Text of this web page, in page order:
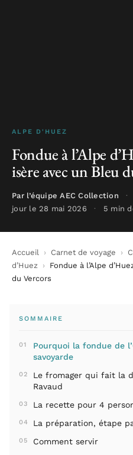
ALPE D'HUEZ
Fondue à l’Alpe
isère avec un Bleu
Par l’équipe AEC Collection ·
jour le 28 mai 2026
· 5 min
Accueil › Carnet de voyage ›
d’Huez › Fondue à l’Alpe
du Vercors
SOMMAIRE
Pourquoi la fondue de
savoyarde
Le fromager qui fait la
Ravaud
La recette pour 4
La préparation, étape
Comment servir